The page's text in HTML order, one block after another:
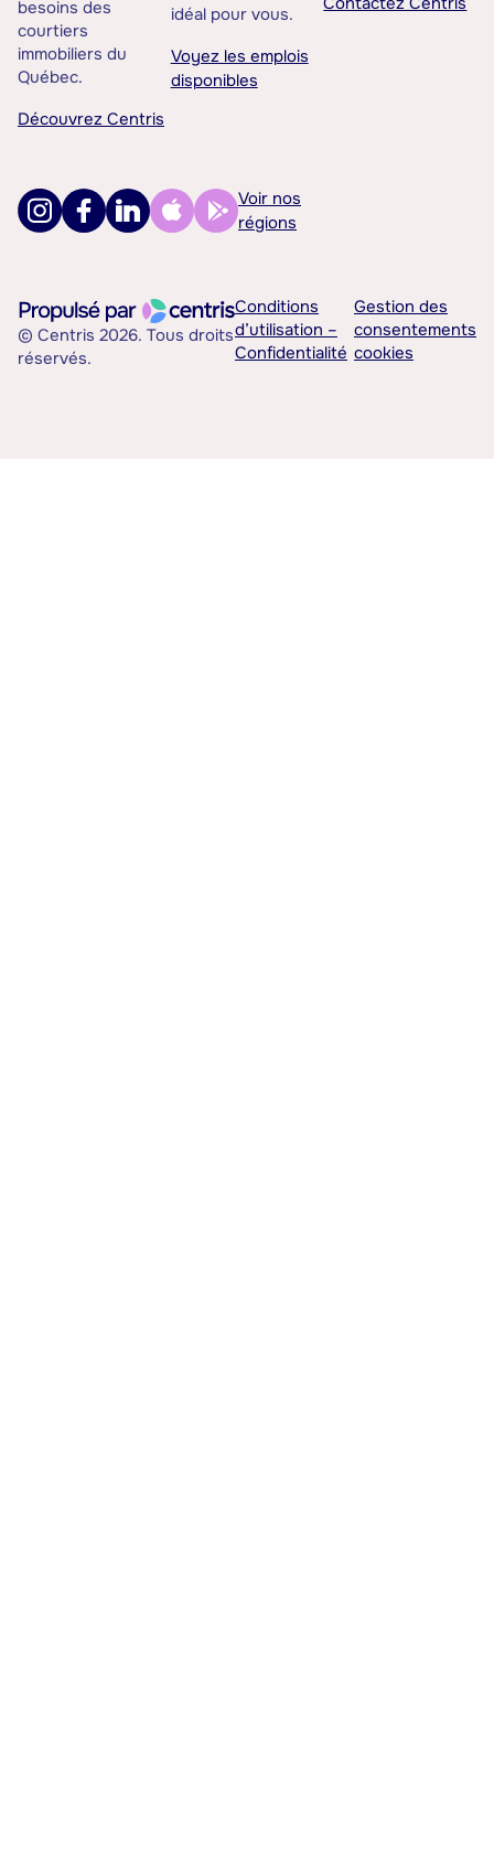
besoins des
courtiers
immobiliers du
Québec.
Découvrez Centris
idéal pour vous.
Voyez les emplois
disponibles
Voir nos
régions
© Centris 2026. Tous droits
réservés.
Conditions
d’utilisation –
Confidentialité
Gestion des
consentements
cookies